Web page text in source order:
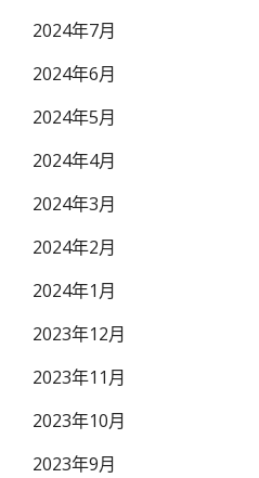
2024年7月
2024年6月
2024年5月
2024年4月
2024年3月
2024年2月
2024年1月
2023年12月
2023年11月
2023年10月
2023年9月